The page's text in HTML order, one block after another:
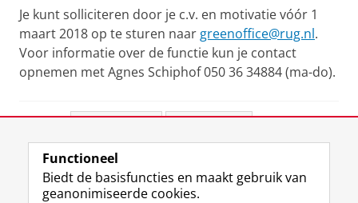
Je kunt solliciteren door je c.v. en motivatie vóór 1
maart 2018 op te sturen naar greenoffice@rug.nl.
Voor informatie over de functie kun je contact
opnemen met Agnes Schiphof 050 36 34884 (ma-do).
View this page in:English
Functioneel
Biedt de basisfuncties en maakt gebruik van
geanonimiseerde cookies.